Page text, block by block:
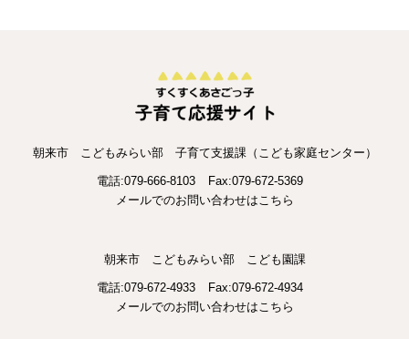
朝来市 こどもみらい部 子育て支援課（こども家庭センター）
電話:079-666-8103
Fax:079-672-5369
メールでのお問い合わせはこちら
朝来市 こどもみらい部 こども園課
電話:079-672-4933
Fax:079-672-4934
メールでのお問い合わせはこちら